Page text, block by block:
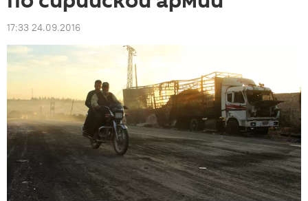
17:33 24.09.2016